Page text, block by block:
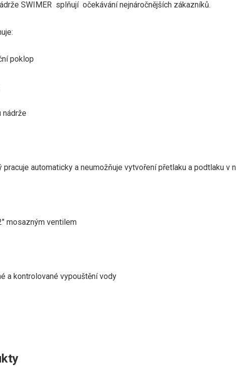
SWIMER splňují očekávání nejnáročnějších zákazníků.
poklop
nádrže
automaticky a neumožňuje vytvoření přetlaku a podtlaku v
mosazným ventilem
a kontrolované vypouštění vody